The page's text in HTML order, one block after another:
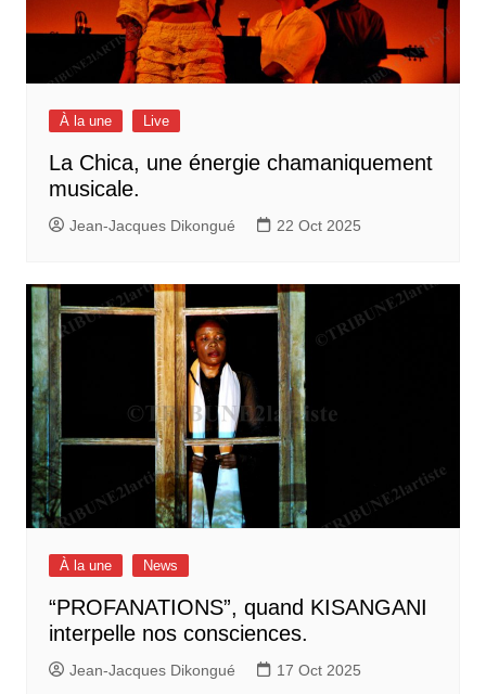
À la une Live
La Chica, une énergie chamaniquement
musicale.
Jean-Jacques Dikongué 22 Oct 2025
À la une News
“PROFANATIONS”, quand KISANGANI
interpelle nos consciences.
Jean-Jacques Dikongué 17 Oct 2025